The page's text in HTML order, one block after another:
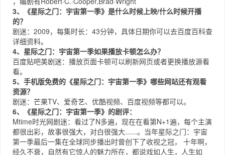
3、《星际之门：宇宙第一季》是什么时候上映/什么时候开播
的？
剧迷：2009，每集时长：43分钟，具体日期你可以去百度百科查
详细资料。
4、星际之门：宇宙第一季如果播放卡顿怎么办？
百度贴吧美剧迷：播放页面卡顿可以刷新网页或者更换播放源看
看。
5、手机版免费的《星际之门：宇宙第一季》哪些网站还有观看
资源？
剧迷： 芒果TV、 爱奇艺、 优酷视频、 百度视频等都可以。
6、《星际之门：宇宙第一季》的剧评：
Mtime时光网剧迷：看过了N多遍，现在在看第N+1遍，每个主演
都很出彩，故事很强大，对白很强大......。当年星际之门：宇宙
第一季最后一集在全球同步播出时曾创下了收视之冠， 十年啊，
经久不衰，自然有它惊人的魅力所在，都说戏如人生，人生如